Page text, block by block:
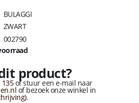
BULAGGI
ZWART
002790
dit product?
135of stuur een e-mail naar
of bezoek onze winkel in